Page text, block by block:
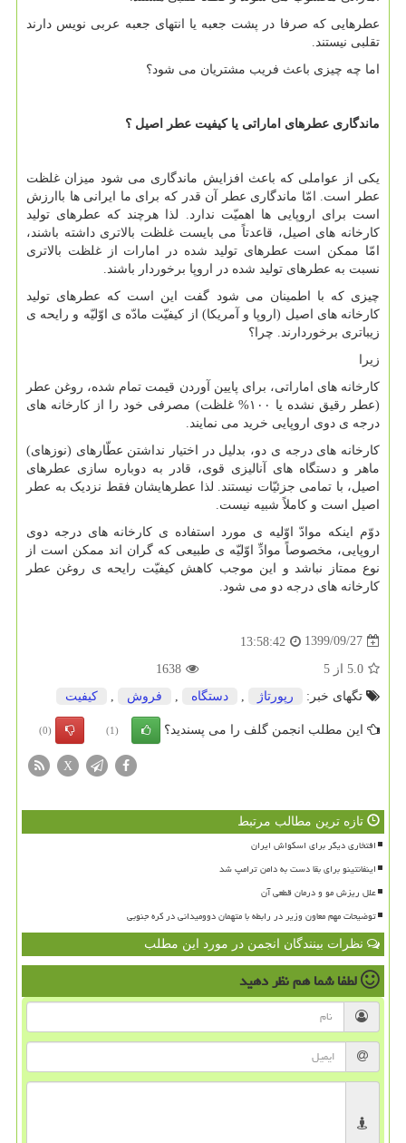
عطرهایی که صرفا در پشت جعبه یا انتهای جعبه عربی نویس دارند
تقلبی نیستند.
اما چه چیزی باعث فریب مشتریان می شود؟
ماندگاری عطرهای اماراتی یا کیفیت عطر اصیل ؟
یکی از عواملی که باعث افزایش ماندگاری می شود میزان غلظت
عطر است. امّا ماندگاری عطر آن قدر که برای ما ایرانی ها باارزش
است برای اروپایی ها اهمیّت ندارد. لذا هرچند که عطرهای تولید
کارخانه های اصیل، قاعدتاً می بایست غلظت بالاتری داشته باشند،
امّا ممکن است عطرهای تولید شده در امارات از غلظت بالاتری
نسبت به عطرهای تولید شده در اروپا برخوردار باشند.
چیزی که با اطمینان می شود گفت این است که عطرهای تولید
کارخانه های اصیل (اروپا و آمریکا) از کیفیّت مادّه ی اوّلیّه و رایحه ی
زیباتری برخوردارند. چرا؟
زیرا
کارخانه های اماراتی، برای پایین آوردن قیمت تمام شده، روغن عطر
(عطر رقیق نشده یا ۱۰۰% غلظت) مصرفی خود را از کارخانه های
درجه ی دوی اروپایی خرید می نمایند.
کارخانه های درجه ی دو، بدلیل در اختیار نداشتن عطّارهای (نوزهای)
ماهر و دستگاه های آنالیزی قوی، قادر به دوباره سازی عطرهای
اصیل، با تمامی جزئیّات نیستند. لذا عطرهایشان فقط نزدیک به عطر
اصیل است و کاملاً شبیه نیست.
دوّم اینکه موادّ اوّلیه ی مورد استفاده ی کارخانه های درجه دوی
اروپایی، مخصوصاً موادِّ اوّلیّه ی طبیعی که گران اند ممکن است از
نوع ممتاز نباشد و این موجب کاهش کیفیّت رایحه ی روغن عطر
کارخانه های درجه دو می شود.
1399/09/27
13:58:42
5.0 از 5
1638
تگهای خبر:
رپورتاژ دستگاه فروش كیفیت
این مطلب انجمن گلف را می پسندید؟ (1)
(0)
X
تازه ترین مطالب مرتبط
افتخاری دیگر برای اسکواش ایران
اینفانتینو برای بقا دست به دامن ترامپ شد
علل ریزش مو و درمان قطعی آن
توضیحات مهم معاون وزیر در رابطه با متهمان دوومیدانی در کره جنوبی
نظرات بینندگان انجمن در مورد این مطلب
لطفا شما همنظر دهید